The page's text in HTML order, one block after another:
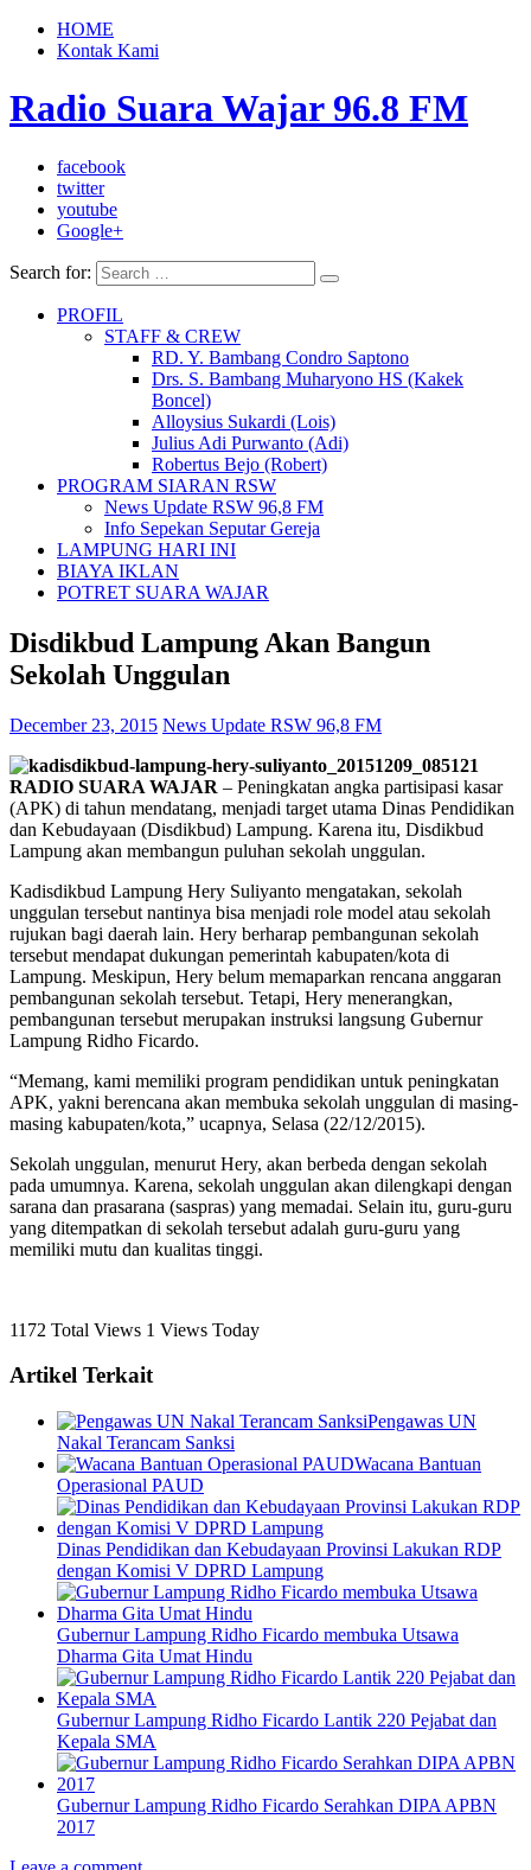
HOME
Kontak Kami
Radio Suara Wajar 96.8 FM
facebook
twitter
youtube
Google+
Search for:
PROFIL
STAFF & CREW
RD. Y. Bambang Condro Saptono
Drs. S. Bambang Muharyono HS (Kakek
Boncel)
Alloysius Sukardi (Lois)
Julius Adi Purwanto (Adi)
Robertus Bejo (Robert)
PROGRAM SIARAN RSW
News Update RSW 96,8 FM
Info Sepekan Seputar Gereja
LAMPUNG HARI INI
BIAYA IKLAN
POTRET SUARA WAJAR
Disdikbud Lampung Akan Bangun
Sekolah Unggulan
December 23, 2015 News Update RSW 96,8 FM
RADIO SUARA WAJAR – Peningkatan angka partisipasi kasar
(APK) di tahun mendatang, menjadi target utama Dinas Pendidikan
dan Kebudayaan (Disdikbud) Lampung. Karena itu, Disdikbud
Lampung akan membangun puluhan sekolah unggulan.
Kadisdikbud Lampung Hery Suliyanto mengatakan, sekolah
unggulan tersebut nantinya bisa menjadi role model atau sekolah
rujukan bagi daerah lain. Hery berharap pembangunan sekolah
tersebut mendapat dukungan pemerintah kabupaten/kota di
Lampung. Meskipun, Hery belum memaparkan rencana anggaran
pembangunan sekolah tersebut. Tetapi, Hery menerangkan,
pembangunan tersebut merupakan instruksi langsung Gubernur
Lampung Ridho Ficardo.
“Memang, kami memiliki program pendidikan untuk peningkatan
APK, yakni berencana akan membuka sekolah unggulan di masing-
masing kabupaten/kota,” ucapnya, Selasa (22/12/2015).
Sekolah unggulan, menurut Hery, akan berbeda dengan sekolah
pada umumnya. Karena, sekolah unggulan akan dilengkapi dengan
sarana dan prasarana (saspras) yang memadai. Selain itu, guru-guru
yang ditempatkan di sekolah tersebut adalah guru-guru yang
memiliki mutu dan kualitas tinggi.
1172 Total Views 1 Views Today
Artikel Terkait
Pengawas UN
Nakal Terancam Sanksi
Wacana Bantuan
Operasional PAUD
Dinas Pendidikan dan Kebudayaan Provinsi Lakukan RDP
dengan Komisi V DPRD Lampung
Gubernur Lampung Ridho Ficardo membuka Utsawa
Dharma Gita Umat Hindu
Gubernur Lampung Ridho Ficardo Lantik 220 Pejabat dan
Kepala SMA
Gubernur Lampung Ridho Ficardo Serahkan DIPA APBN
2017